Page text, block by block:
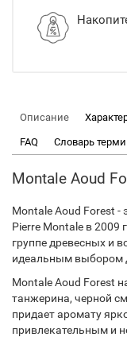
Описание
FAQ Словарь
Montale Aoud
Montale Aoud Forest
Pierre Montale в 2009
группе древесных и
идеальным выбором
Montale Aoud Forest
танжерина, черной
придает аромату
привлекательным и